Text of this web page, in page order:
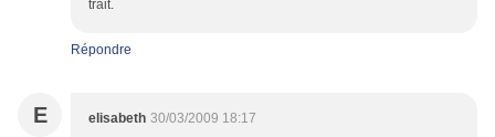
trait.
Répondre
E elisabeth 30/03/2009 18:17